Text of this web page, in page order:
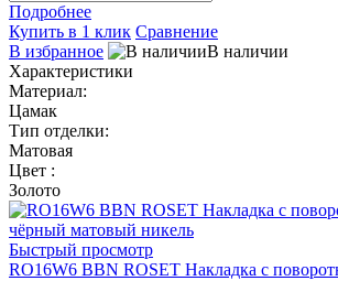
Подробнее
Купить в 1 клик Сравнение
В избранное
В наличии
Характеристики
Материал:
Цамак
Тип отделки:
Матовая
Цвет :
Золото
Быстрый просмотр
RO16W6 BBN ROSET Накладка с